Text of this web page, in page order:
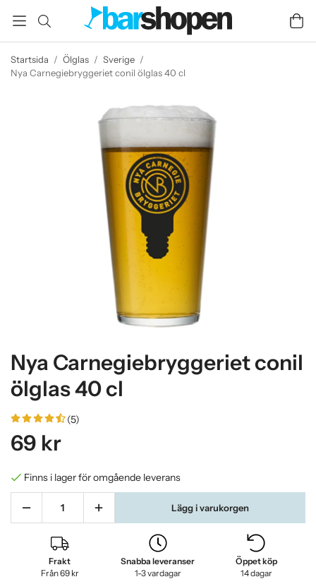
Startsida / Ölglas / Sverige /
Nya Carnegiebryggeriet conil ölglas 40 cl
Nya Carnegiebryggeriet conil
ölglas 40 cl
(5)
69 kr
Finns i lager för omgående leverans
Lägg i varukorgen
Frakt
Från 69 kr
Snabba leveranser
1-3 vardagar
Öppet köp
14 dagar